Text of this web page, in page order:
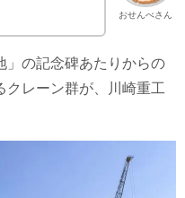
おせんべさん
」の記念碑あたりからの
クレーン群が、川崎重工